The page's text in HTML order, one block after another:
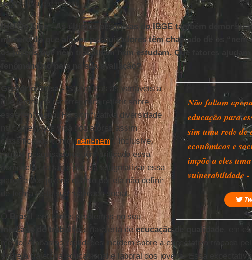
regressiva e confusa.
IHU On-Line - As últimas pesquisas do IBGE também
número do que alguns pesquisadores têm chamado de os
os jovens que nem trabalham nem estudam. Que fatores
fenômeno no país na sua avaliação?
Não faltam
educação para
sim uma rede de
econômicos e
impõe a eles
vulnerabilidade
Gregório Grisa -São muitas as variáveis a
que temos de recorrer para refletir sobre
esse fenômeno. Há significativa diversidade
no contexto de vida dos atores assim
classificados como “ nem-nem ”. Inclusive,
muitos pesquisadores têm criticado essa
nomenclatura tanto por ela estigmatizar essa
parcela dos jovens quanto por ela não definir
de forma justa sua realidade social.
Brasil
tem sérios problemas no seu
mercado de trabalhoe na oferta deeducação de qualidade
, em
médio. Ambas as realidades incidem sobre a expectativa traçada
sobre a trajetória educacional e laboral dos jovens. Essa